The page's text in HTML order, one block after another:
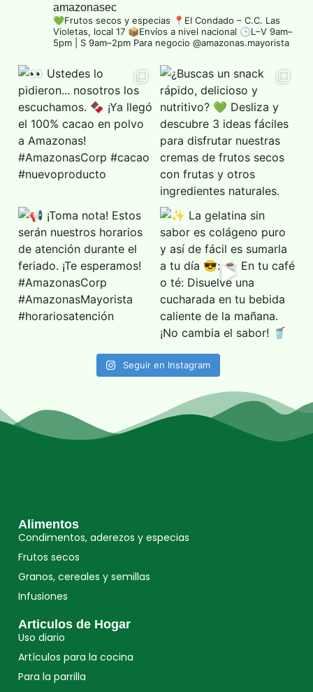
amazonasec
💚Frutos secos y especias 📍El Condado – C.C. Las
Violetas, local 17 📦Envíos a nivel nacional 🕒L–V 9am–
5pm | S 9am–2pm Para negocio @amazonas.mayorista
Seguir en Instagram
Alimentos
Condimentos, aderezos y especias
Frutos secos
Granos, cereales y semillas
Infusiones
Articulos de Hogar
Uso diario
Artículos para la cocina
Para la parrilla